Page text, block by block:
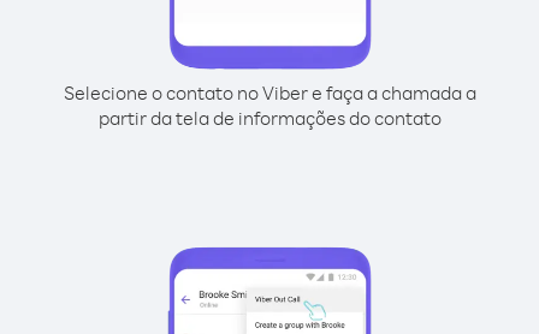
Selecione o contato no Viber e faça a chamada a
partir da tela de informações do contato